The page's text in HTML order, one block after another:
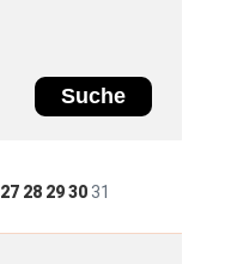
27 28 29 30 31